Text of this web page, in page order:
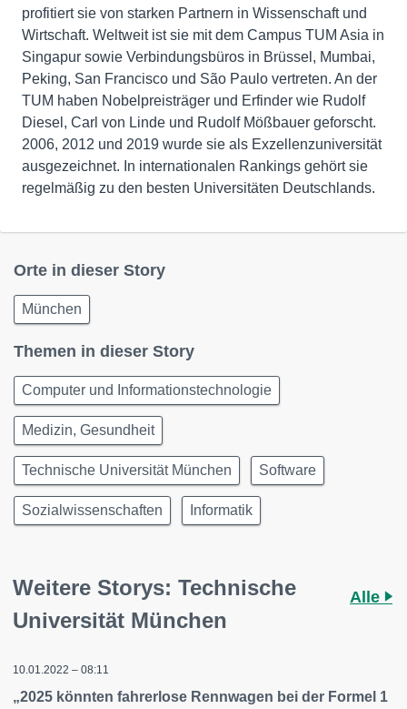
profitiert sie von starken Partnern in Wissenschaft und
Wirtschaft. Weltweit ist sie mit dem Campus TUM Asia in
Singapur sowie Verbindungsbüros in Brüssel, Mumbai,
Peking, San Francisco und São Paulo vertreten. An der
TUM haben Nobelpreisträger und Erfinder wie Rudolf
Diesel, Carl von Linde und Rudolf Mößbauer geforscht.
2006, 2012 und 2019 wurde sie als Exzellenzuniversität
ausgezeichnet. In internationalen Rankings gehört sie
regelmäßig zu den besten Universitäten Deutschlands.
Orte in dieser Story
München
Themen in dieser Story
Computer und Informationstechnologie
Medizin, Gesundheit
Technische Universität München Software
Sozialwissenschaften Informatik
Weitere Storys: Technische
Universität München
Alle
10.01.2022 – 08:11
„2025 könnten fahrerlose Rennwagen bei der Formel 1